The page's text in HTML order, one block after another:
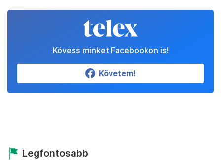
Kövess minket Facebookon is!
Követem!
Legfontosabb